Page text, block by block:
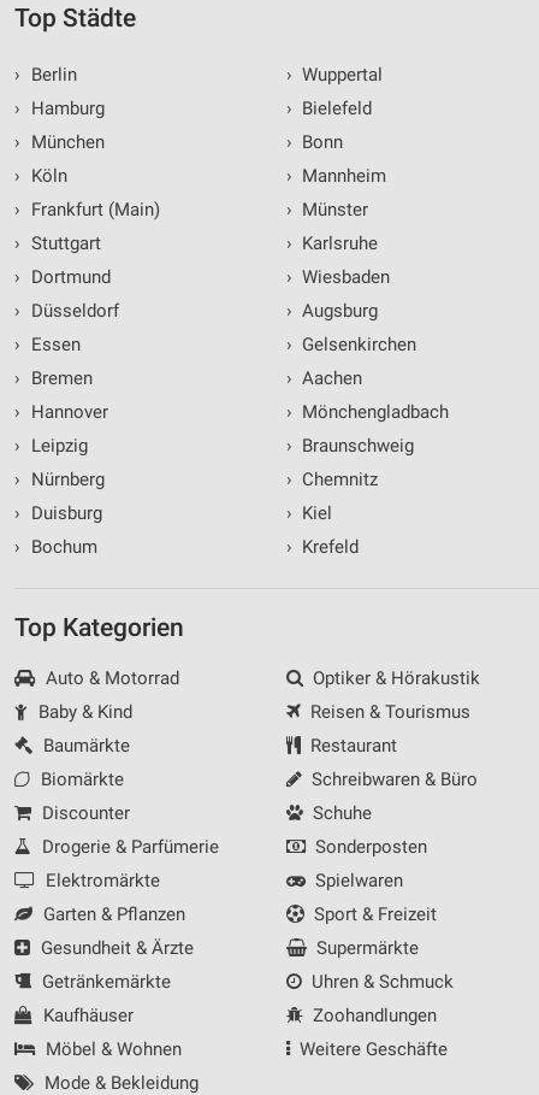
Top Städte
›
Berlin
›
Hamburg
›
München
›
Köln
›
Frankfurt (Main)
› Stuttgart
›
Dortmund
›
Düsseldorf
›
Essen
›
Bremen
›
Hannover
›
Leipzig
›
Nürnberg
›
Duisburg
›
Bochum
› Wuppertal
› Bielefeld
› Bonn
› Mannheim
› Münster
› Karlsruhe
› Wiesbaden
› Augsburg
› Gelsenkirchen
› Aachen
› Mönchengladbach
› Braunschweig
› Chemnitz
› Kiel
› Krefeld
Top Kategorien
Auto & Motorrad
Baby & Kind
Baumärkte
Biomärkte
Discounter
Drogerie & Parfümerie
Elektromärkte
Garten & Pflanzen
Gesundheit & Ärzte
Getränkemärkte
Kaufhäuser
Möbel & Wohnen
Mode & Bekleidung
Optiker & Hörakustik
Reisen & Tourismus
Restaurant
Schreibwaren & Büro
Schuhe
Sonderposten
Spielwaren
Sport & Freizeit
Supermärkte
Uhren & Schmuck
Zoohandlungen
Weitere Geschäfte